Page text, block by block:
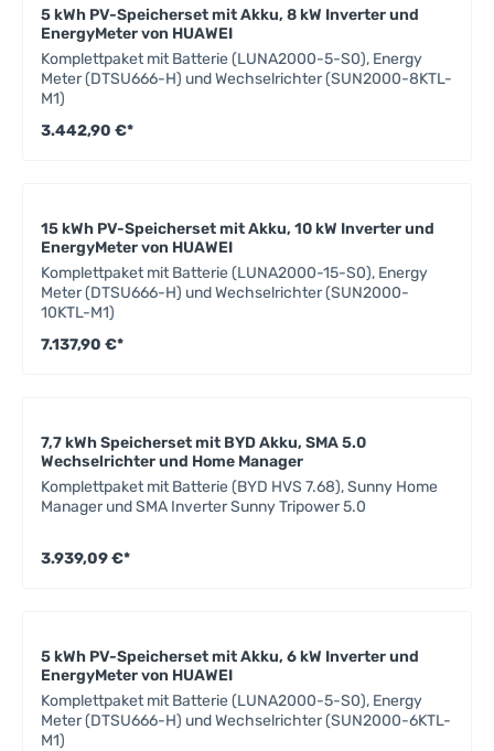
5 kWh PV-Speicherset mit Akku, 8 kW Inverter und
EnergyMeter von HUAWEI
Komplettpaket mit Batterie (LUNA2000-5-S0), Energy
Meter (DTSU666-H) und Wechselrichter (SUN2000-8KTL-
M1)
3.442,90 €*
15 kWh PV-Speicherset mit Akku, 10 kW Inverter und
EnergyMeter von HUAWEI
Komplettpaket mit Batterie (LUNA2000-15-S0), Energy
Meter (DTSU666-H) und Wechselrichter (SUN2000-
10KTL-M1)
7.137,90 €*
7,7 kWh Speicherset mit BYD Akku, SMA 5.0
Wechselrichter und Home Manager
Komplettpaket mit Batterie (BYD HVS 7.68), Sunny Home
Manager und SMA Inverter Sunny Tripower 5.0
3.939,09 €*
5 kWh PV-Speicherset mit Akku, 6 kW Inverter und
EnergyMeter von HUAWEI
Komplettpaket mit Batterie (LUNA2000-5-S0), Energy
Meter (DTSU666-H) und Wechselrichter (SUN2000-6KTL-
M1)